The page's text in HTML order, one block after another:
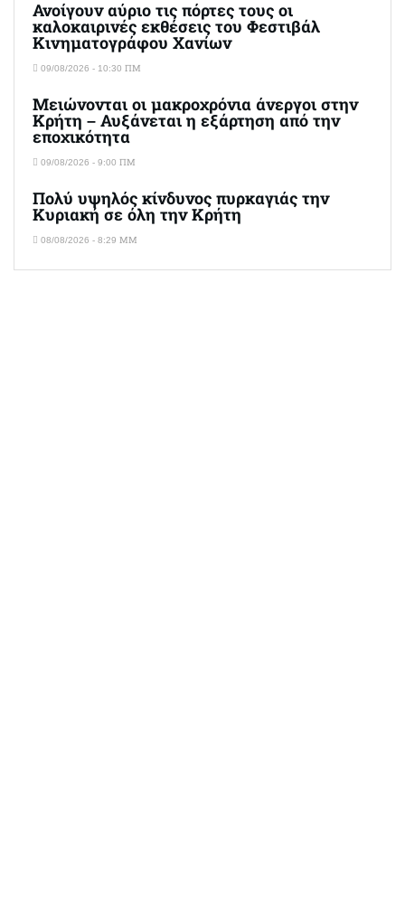
Ανοίγουν αύριο τις πόρτες τους οι
καλοκαιρινές εκθέσεις του Φεστιβάλ
Κινηματογράφου Χανίων
09/08/2026 - 10:30 ΠΜ
Μειώνονται οι μακροχρόνια άνεργοι στην
Κρήτη – Αυξάνεται η εξάρτηση από την
εποχικότητα
09/08/2026 - 9:00 ΠΜ
Πολύ υψηλός κίνδυνος πυρκαγιάς την
Κυριακή σε όλη την Κρήτη
08/08/2026 - 8:29 ΜΜ